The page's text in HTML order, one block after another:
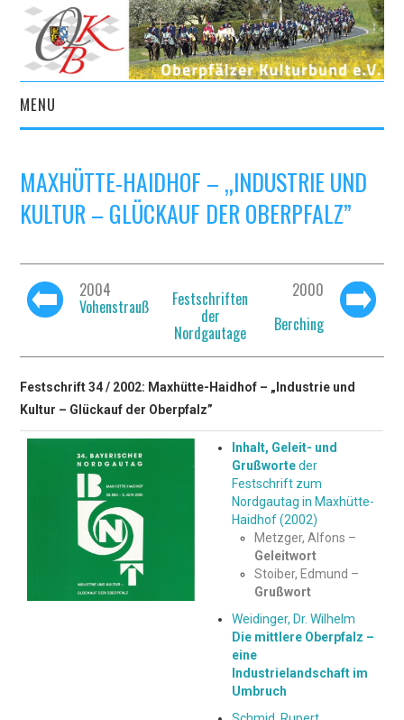
MENU
AKTUELLES
KULTURPORTAL
KONTAKT
MAXHÜTTE-HAIDHOF – „INDUSTRIE UND
KULTUR – GLÜCKAUF DER OBERPFALZ”
2004
Vohenstrauß Festschriften
der
Nordgautage
2000
Berching
Festschrift 34 / 2002: Maxhütte-Haidhof – „Industrie und
Kultur – Glückauf der Oberpfalz”
Inhalt, Geleit- und
Grußworteder
Festschrift zum
Nordgautag in Maxhütte-
Haidhof (2002)
Metzger, Alfons –
Geleitwort
Stoiber, Edmund –
Grußwort
Weidinger, Dr. Wilhelm
Die mittlere Oberpfalz –
eine
Industrielandschaft im
Umbruch